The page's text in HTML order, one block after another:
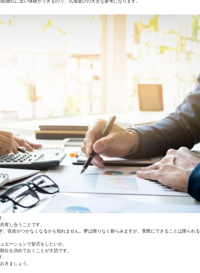
有し合うことです。
収拾がつかなくなるかも知れません。夢は限りなく膨らみますが、実際にできることは限られる
エーションで挙式をしたいか。
位を決めておくことが大切です。
きましょう。